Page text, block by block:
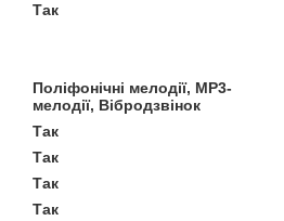
Так
Поліфонічні мелодії, MP3-
мелодії, Вібродзвінок
Так
Так
Так
Так